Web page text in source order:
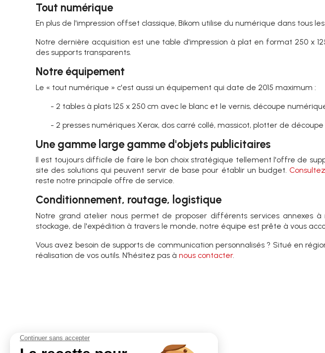
Tout numérique
En plus de l'impression offset classique, Bikom utilise du numérique dans tous
Notre dernière acquisition est une table d'impression à plat en format 250 x
des supports transparents.
Notre équipement
Le « tout numérique » c'est aussi un équipement qui date de 2015 maximum :
- 2 tables à plats 125 x 250 cm avec le blanc et le vernis, découpe
- 2 presses numériques Xerox, dos carré collé, massicot, plotter de
Une gamme large gamme d'objets publicitaires
Il est toujours difficile de faire le bon choix stratégique tellement l'offre de
site des solutions qui peuvent servir de base pour établir un budget.
reste notre principale offre de service.
Conditionnement, routage, logistique
Notre grand atelier nous permet de proposer différents services annexes
stockage, de l'expédition à travers le monde, notre équipe est prête à vous
Vous avez besoin de supports de communication personnalisés ? Situé en
réalisation de vos outils. N’hésitez pas à nous contacter.